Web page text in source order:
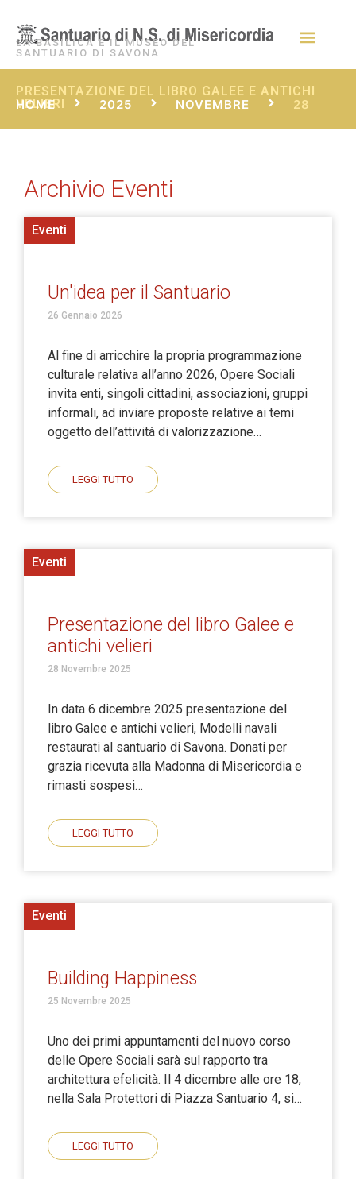
LA BASILICA E IL MUSEO DEL
SANTUARIO DI SAVONA
PRESENTAZIONE DEL LIBRO GALEE E ANTICHI
VELIERI
HOME 2025 NOVEMBRE 28
Archivio Eventi
Eventi
Un'idea per il Santuario
26 Gennaio 2026
Al fine di arricchire la propria programmazione
culturale relativa all’anno 2026, Opere Sociali
invita enti, singoli cittadini, associazioni, gruppi
informali, ad inviare proposte relative ai temi
oggetto dell’attività di valorizzazione…
LEGGI TUTTO
Eventi
Presentazione del libro Galee e
antichi velieri
28 Novembre 2025
In data 6 dicembre 2025 presentazione del
libro Galee e antichi velieri, Modelli navali
restaurati al santuario di Savona. Donati per
grazia ricevuta alla Madonna di Misericordia e
rimasti sospesi…
LEGGI TUTTO
Eventi
Building Happiness
25 Novembre 2025
Uno dei primi appuntamenti del nuovo corso
delle Opere Sociali sarà sul rapporto tra
architettura efelicità. Il 4 dicembre alle ore 18,
nella Sala Protettori di Piazza Santuario 4, si…
LEGGI TUTTO